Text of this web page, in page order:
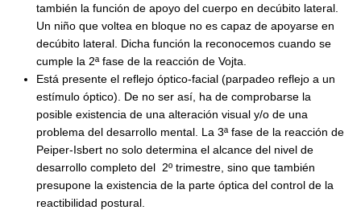
también la función de apoyo del cuerpo en decúbito lateral.
Un niño que voltea en bloque no es capaz de apoyarse en
decúbito lateral. Dicha función la reconocemos cuando se
cumple la 2ª fase de la reacción de Vojta.
Está presente el reflejo óptico-facial (parpadeo reflejo a un
estímulo óptico). De no ser así, ha de comprobarse la
posible existencia de una alteración visual y/o de una
problema del desarrollo mental. La 3ª fase de la reacción de
Peiper-Isbert no solo determina el alcance del nivel de
desarrollo completo del 2º trimestre, sino que también
presupone la existencia de la parte óptica del control de la
reactibilidad postural.